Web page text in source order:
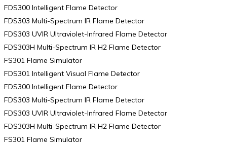
FDS300 Intelligent Flame Detector
FDS303 Multi-Spectrum IR Flame Detector
FDS303 UVIR Ultraviolet-Infrared Flame Detector
FDS303H Multi-Spectrum IR H2 Flame Detector
FS301 Flame Simulator
FDS301 Intelligent Visual Flame Detector
FDS300 Intelligent Flame Detector
FDS303 Multi-Spectrum IR Flame Detector
FDS303 UVIR Ultraviolet-Infrared Flame Detector
FDS303H Multi-Spectrum IR H2 Flame Detector
FS301 Flame Simulator